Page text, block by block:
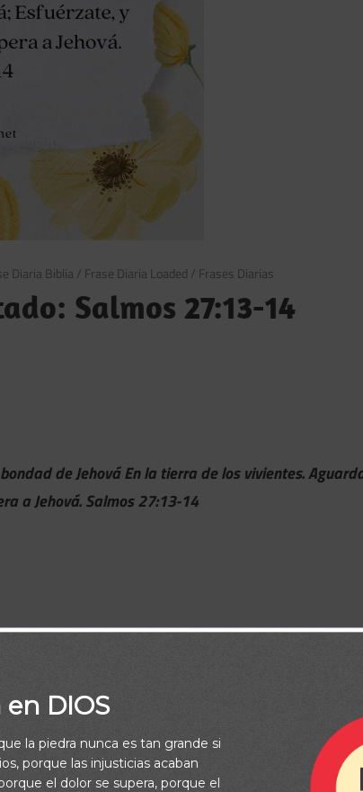
Diaria Biblia / Frase Diaria Loaded / Frases Diarias
Salmos 27:13-14
de Jehová En la tierra de los vivientes.
a Jehová. Salmos 27:13-14
DIOS
la piedra nunca es tan grande si
porque las injusticias acaban
el dolor se supera, porque el